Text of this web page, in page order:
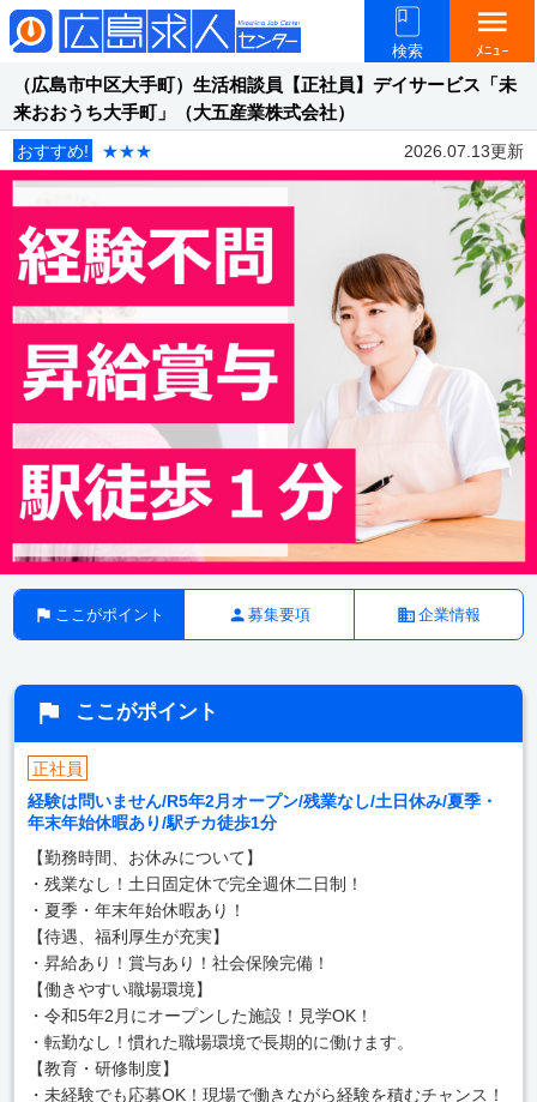
検索
menu
ﾒﾆｭｰ
（広島市中区大手町）生活相談員【正社員】デイサービス「未
来おおうち大手町」（大五産業株式会社）
おすすめ! ★★★ 2026.07.13更新
ここがポイント 募集要項 企業情報
ここがポイント
正社員
経験は問いません/R5年2月オープン/残業なし/土日休み/夏季・
年末年始休暇あり/駅チカ徒歩1分
【勤務時間、お休みについて】
・残業なし！土日固定休で完全週休二日制！
・夏季・年末年始休暇あり！
【待遇、福利厚生が充実】
・昇給あり！賞与あり！社会保険完備！
【働きやすい職場環境】
・令和5年2月にオープンした施設！見学OK！
・転勤なし！慣れた職場環境で長期的に働けます。
【教育・研修制度】
・未経験でも応募OK！現場で働きながら経験を積むチャンス！